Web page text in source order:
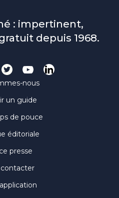
: impertinent,
depuis 1968.
nous
un guide
de pouce
éditoriale
presse